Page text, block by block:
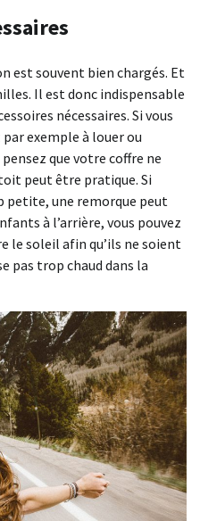
est souvent bien chargés. Et
Il est donc indispensable
nécessaires. Si vous
exemple à louer ou
que votre coffre ne
peut être pratique. Si
une remorque peut
à l’arrière, vous pouvez
le soleil afin qu’ils ne soient
pas trop chaud dans la